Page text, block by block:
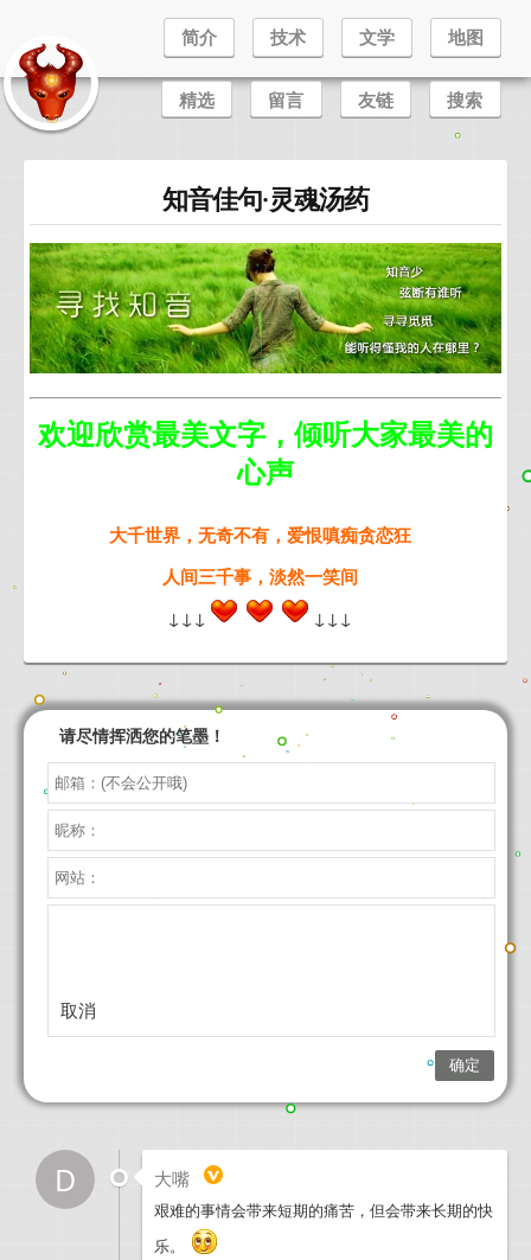
地图
文学
技术
简介
搜索
友链
留言
精选
知音佳句·灵魂汤药
欢迎欣赏最美文字，倾听大家最美的
心声
大千世界，无奇不有，爱恨嗔痴贪恋狂
人间三千事，淡然一笑间
↓↓↓
↓↓↓
请尽情挥洒您的笔墨！
取消
D 大嘴
艰难的事情会带来短期的痛苦，但会带来长期的快
乐。